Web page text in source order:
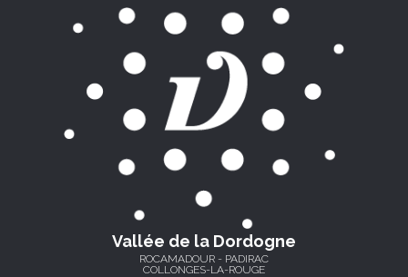
Vallée de la Dordogne
ROCAMADOUR - PADIRAC
COLLONGES-LA-ROUGE